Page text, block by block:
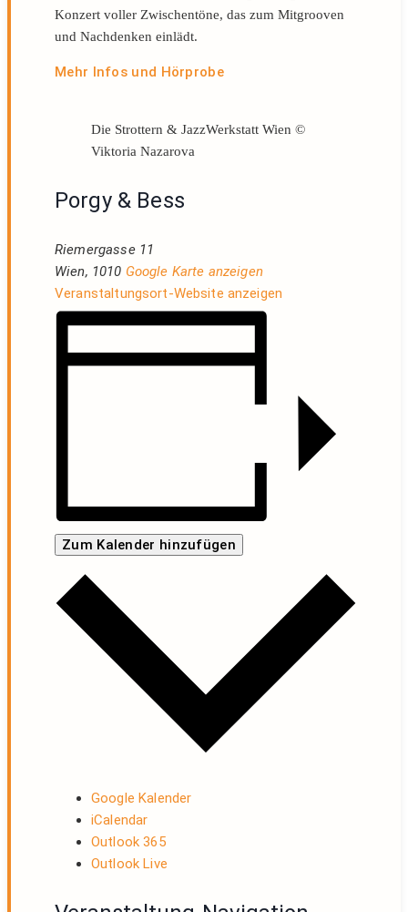
Konzert voller Zwischentöne, das zum Mitgrooven
und Nachdenken einlädt.
Mehr Infos und Hörprobe
Die Strottern & JazzWerkstatt Wien ©
Viktoria Nazarova
Porgy & Bess
Riemergasse 11
Wien, 1010 Google Karte anzeigen
Veranstaltungsort-Website anzeigen
Zum Kalender hinzufügen
Google Kalender
iCalendar
Outlook 365
Outlook Live